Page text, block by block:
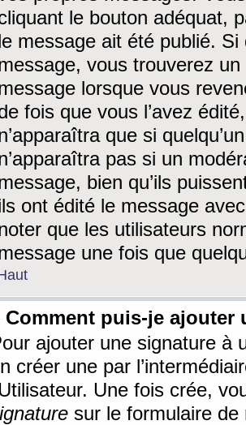
le bouton adéquat,
message ait été publié. Si
vous trouverez
lorsque vous
fois que vous l’avez
que si
pas si un
bien qu’ils
ont édité le message
que les utilisateurs
une fois que
Comment puis-je ajouter
ajouter une signature à
créer une par
Une fois crée,
sur le formulaire de